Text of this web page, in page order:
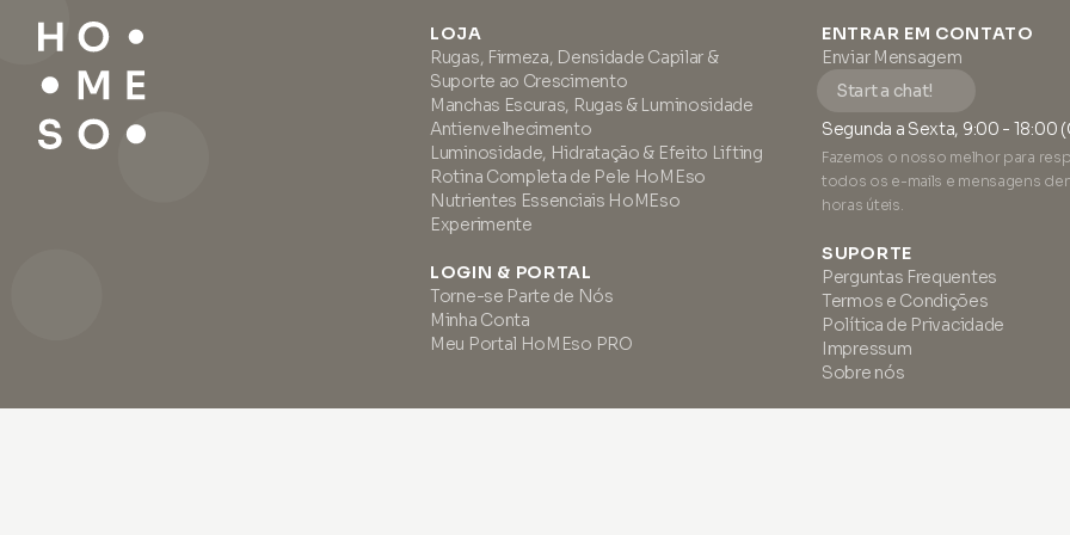
LOJA
Rugas, Firmeza, Densidade Capilar &
Suporte ao Crescimento
Manchas Escuras, Rugas & Luminosidade
Antienvelhecimento
Luminosidade, Hidratação & Efeito Lifting
Rotina Completa de Pele HoMEso
Nutrientes Essenciais HoMEso
Experimente
LOGIN & PORTAL
Torne-se Parte de Nós
Minha Conta
Meu Portal HoMEso PRO
ENTRAR EM CONTATO
Enviar Mensagem
Start a chat!
Segunda a Sexta, 9:00 - 18:00
Fazemos o nosso melhor para
todos os e-mails e mensagens
horas úteis.
SUPORTE
Perguntas Frequentes
Termos e Condições
Política de Privacidade
Impressum
Sobre nós